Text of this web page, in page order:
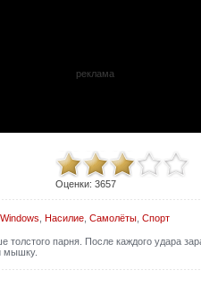
реклама
Оценки: 3657
Насилие, Самолёты, Спорт
толстого парня. После каждого удара
мышку.